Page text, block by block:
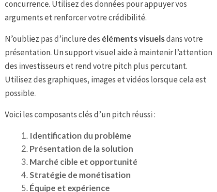
concurrence. Utilisez des données pour appuyer vos
arguments et renforcer votre crédibilité.
N’oubliez pas d’inclure des éléments visuelsdans votre
présentation. Un support visuel aide à maintenir l’attention
des investisseurs et rend votre pitch plus percutant.
Utilisez des graphiques, images et vidéos lorsque cela est
possible.
Voici les composants clés d’un pitch réussi :
Identification du problème
Présentation de la solution
Marché cible et opportunité
Stratégie de monétisation
Équipe et expérience